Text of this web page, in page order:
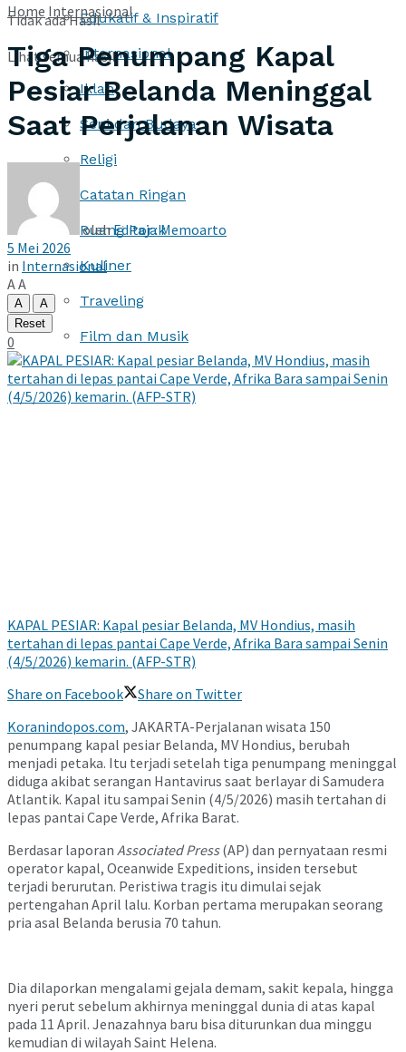
Edukatif & Inspiratif
Internasional
Iklan
Seni dan Budaya
Religi
Catatan Ringan
Ruang Pajak
Kuliner
Traveling
Film dan Musik
Tidak ada Hasil
Lihat semua hasil
Home Internasional
Tiga Penumpang Kapal
Pesiar Belanda Meninggal
Saat Perjalanan Wisata
olehEditor : Memoarto
5 Mei 2026
in Internasional
AA
A
A
Reset
0
KAPAL PESIAR: Kapal pesiar Belanda, MV Hondius, masih
tertahan di lepas pantai Cape Verde, Afrika Bara sampai Senin
(4/5/2026) kemarin. (AFP-STR)
Share on Facebook
Share on Twitter
Koranindopos.com, JAKARTA-Perjalanan wisata 150
penumpang kapal pesiar Belanda, MV Hondius, berubah
menjadi petaka. Itu terjadi setelah tiga penumpang meninggal
diduga akibat serangan Hantavirus saat berlayar di Samudera
Atlantik. Kapal itu sampai Senin (4/5/2026) masih tertahan di
lepas pantai Cape Verde, Afrika Barat.
Berdasar laporan Associated Press(AP) dan pernyataan resmi
operator kapal, Oceanwide Expeditions, insiden tersebut
terjadi berurutan. Peristiwa tragis itu dimulai sejak
pertengahan April lalu. Korban pertama merupakan seorang
pria asal Belanda berusia 70 tahun.
Dia dilaporkan mengalami gejala demam, sakit kepala, hingga
nyeri perut sebelum akhirnya meninggal dunia di atas kapal
pada 11 April. Jenazahnya baru bisa diturunkan dua minggu
kemudian di wilayah Saint Helena.